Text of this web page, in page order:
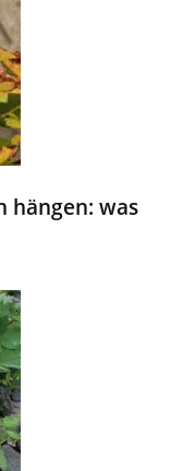
hängen: was